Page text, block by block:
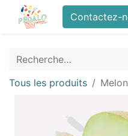
Contactez-
Tous les produits